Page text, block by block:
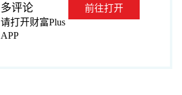
多评论
请打开财富Plus
APP
前往打开